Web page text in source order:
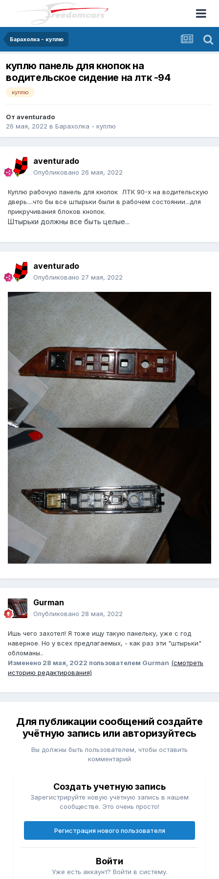
Барахолка - куплю
куплю панель для кнопок на
водительское сидение на лтк -94
куплю
От aventurado
26 мая, 2022 в Барахолка - куплю
aventurado
Опубликовано 26 мая, 2022
Куплю рабочую панель для кнопок ЛТК 90-х на водительскую
дверь....что бы все штырьки были в рабочем состоянии...для
прикручивания блоков кнопок.
Штырьки должны все быть целые...
aventurado
Опубликовано 27 мая, 2022
Gurman
Опубликовано 28 мая, 2022
Ишь чего захотел! Я тоже ищу такую панельку, уже с год
наверное. Но у всех предлагаемых, - как раз эти "штырьки"
обломаны..
Изменено 28 мая, 2022 пользователем Gurman (смотреть
историю редактирования)
Для публикации сообщений создайте
учётную запись или авторизуйтесь
Вы должны быть пользователем, чтобы оставить
комментарий
Создать учетную запись
Зарегистрируйте новую учётную запись в нашем
сообществе. Это очень просто!
Регистрация нового пользователя
Войти
Уже есть аккаунт? Войти в систему.